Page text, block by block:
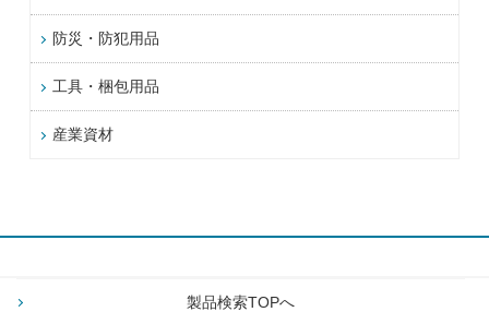
防災・防犯用品
工具・梱包用品
産業資材
製品検索TOPへ